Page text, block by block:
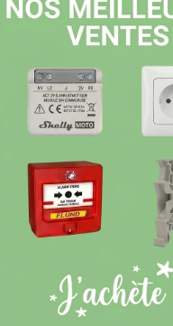
Pourquoi nous
à
Expédition sous 24-48h :
après validation de
Support réactif : une équipe
pour vous